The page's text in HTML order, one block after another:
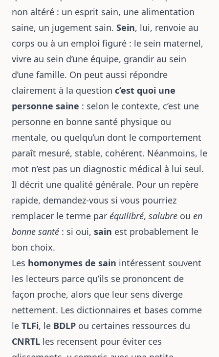
non altéré : un esprit sain, une alimentation
saine, un jugement sain. Sein, lui, renvoie au
corps ou à un emploi figuré : le sein maternel,
vivre au sein d’une équipe, grandir au sein
d’une famille. On peut aussi répondre
clairement à la question c’est quoi une
personne saine : selon le contexte, c’est une
personne en bonne santé physique ou
mentale, ou quelqu’un dont le comportement
paraît mesuré, stable, cohérent. Néanmoins, le
mot n’est pas un diagnostic médical à lui seul.
Il décrit une qualité générale. Pour un repère
rapide, demandez-vous si vous pourriez
remplacer le terme par équilibré, salubre ou en
bonne santé : si oui, sain est probablement le
bon choix.
Les homonymes de sain intéressent souvent
les lecteurs parce qu’ils se prononcent de
façon proche, alors que leur sens diverge
nettement. Les dictionnaires et bases comme
le TLFi, le BDLP ou certaines ressources du
CNRTL les recensent pour éviter ces